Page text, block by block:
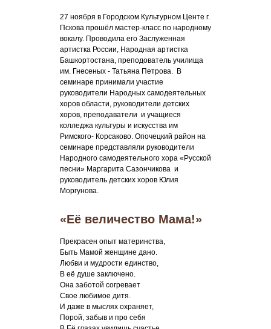
27 ноября в Городском Культурном Центе г.
Пскова прошёл мастер-класс по народному
вокалу. Проводила его Заслуженная
артистка России, Народная артистка
Башкортостана, преподователь училища
им. Гнесеных - Татьяна Петрова. В
семинаре принимали участие
руководители Народных самодеятельных
хоров области, руководители детских
хоров, преподаватели и учащиеся
колледжа культуры и искусства им
Римского- Корсаково. Опочецкий район на
семинаре представляли руководители
Народного самодеятельного хора «Русской
песни» Маргарита Сазончикова и
руководитель детских хоров Юлия
Моргунова.
«Её величество Мама!»
Прекрасен опыт материнства,
Быть Мамой женщине дано.
Любви и мудрости единство,
В её душе заключено.
Она заботой согревает
Свое любимое дитя.
И даже в мыслях охраняет,
Порой, забыв и про себя